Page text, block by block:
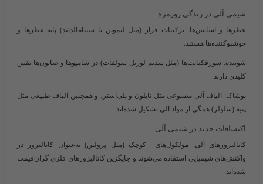
شیمی آلی در زندگی روزمره
عطرها و اسانس‌ها: ترکیبات فرار (مثل لیمونن یا سینامالدئید) پایه عطرها و
خوشبوکننده‌ها هستند.
شوینده: سورفکتانت‌ها (مثل سدیم لوریل سولفات) در شامپوها و صابون‌ها نقش
کلیدی دارند.
پوشاک: الیاف آلی مصنوعی مثل نایلون و پلی‌استر، و همچنین الیاف طبیعی مثل
پنبه (سلولز) همگی از مواد آلی تشکیل شده‌اند.
اکتشافات جدید در شیمی آلی
کاتالیزورهای آلی: مولکول‌های کوچک (مثل پرولین) به‌عنوان کاتالیزور در
واکنش‌های شیمیایی استفاده می‌شوند و جایگزین کاتالیزورهای فلزی گران‌قیمت
شده‌اند.